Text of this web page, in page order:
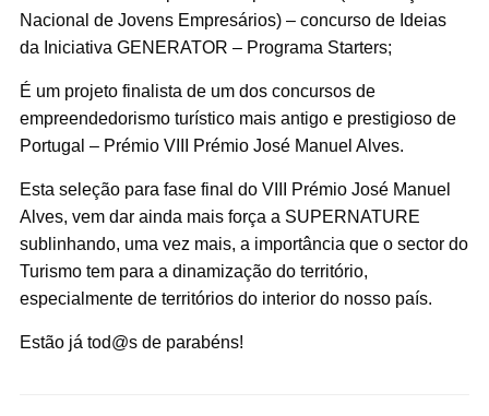
Nacional de Jovens Empresários) – concurso de Ideias
da Iniciativa GENERATOR – Programa Starters;
É um projeto finalista de um dos concursos de
empreendedorismo turístico mais antigo e prestigioso de
Portugal – Prémio VIII Prémio José Manuel Alves.
Esta seleção para fase final do VIII Prémio José Manuel
Alves, vem dar ainda mais força a SUPERNATURE
sublinhando, uma vez mais, a importância que o sector do
Turismo tem para a dinamização do território,
especialmente de territórios do interior do nosso país.
Estão já tod@s de parabéns!